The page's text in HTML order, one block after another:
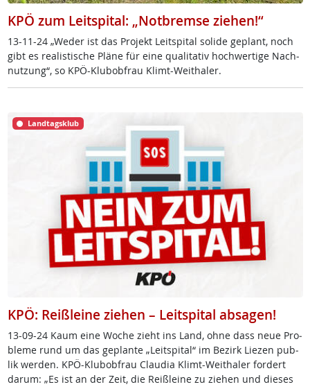
KPÖ zum Leitspital: „Notbremse ziehen!“
13-11-24 „We­der ist das Pro­jekt Leit­spi­tal so­li­de ge­plant, noch
gibt es rea­lis­ti­sche Plä­ne für ei­ne qua­li­ta­tiv hoch­wer­ti­ge Nach­
nut­zung“, so KPÖ-Klu­b­ob­frau Klimt-Weitha­ler.
Landtagsklub
KPÖ: Reißleine ziehen – Leitspital absagen!
13-09-24 Kaum ei­ne Wo­che zieht ins Land, oh­ne dass neue Pro­
b­le­me rund um das ge­plan­te „Leit­spi­tal“ im Be­zirk Lie­zen pu­b­
lik wer­den. KPÖ-Klu­b­ob­frau Clau­dia Klimt-Weitha­ler for­dert
dar­um: „Es ist an der Zeit, die Reiß­l­ei­ne zu zie­hen und die­ses